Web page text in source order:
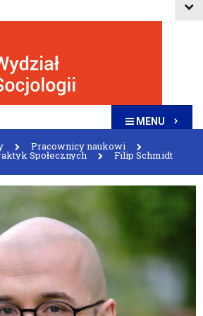
MENU
Pracownicy naukowi
Społecznych Filip Schmidt